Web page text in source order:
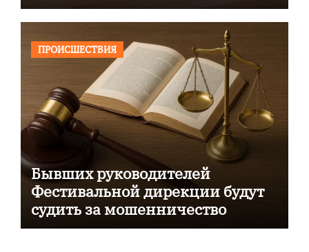
ПРОИСШЕСТВИЯ
Бывших руководителей
Фестивальной дирекции будут
судить за мошенничество